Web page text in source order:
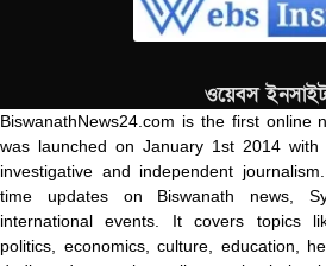
ওয়েবস
BiswanathNews24.com is the first online
was launched on January 1st 2014 with
investigative and independent
time updates on Biswanath news,
international events. It covers topics
politics, economics, culture, education,